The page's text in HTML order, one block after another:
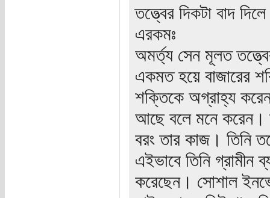
তত্ত্বের দিকটা বাদ
এরকমঃ
অমর্ত্য সেন মূলত
একমত হয়ে বাজারের
শক্তিকে অগ্রাহ্য
আছে বলে মনে করেন।
বরং তার কাজ। তিনি
এইভাবে তিনি গ্রামীন
করেছেন। সোশাল